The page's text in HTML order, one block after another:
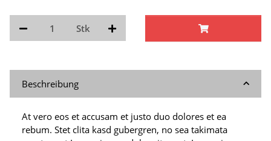
Stk
Beschreibung
At vero eos et accusam et justo duo dolores et ea
rebum. Stet clita kasd gubergren, no sea takimata